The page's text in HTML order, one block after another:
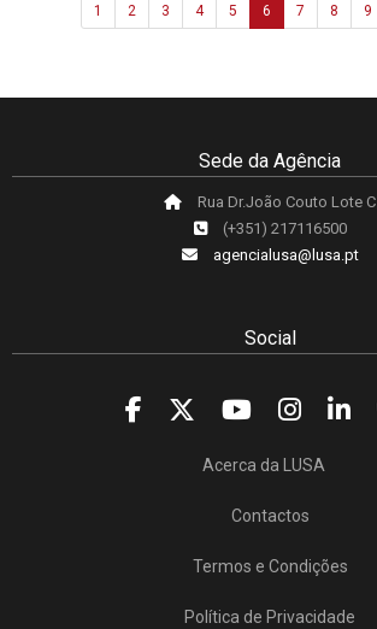
1 2 3 4 5 6 7 8 9
Sede da Agência
Rua Dr.João Couto Lote C
(+351) 217116500
agencialusa@lusa.pt
Social
Acerca da LUSA
Contactos
Termos e Condições
Política de Privacidade